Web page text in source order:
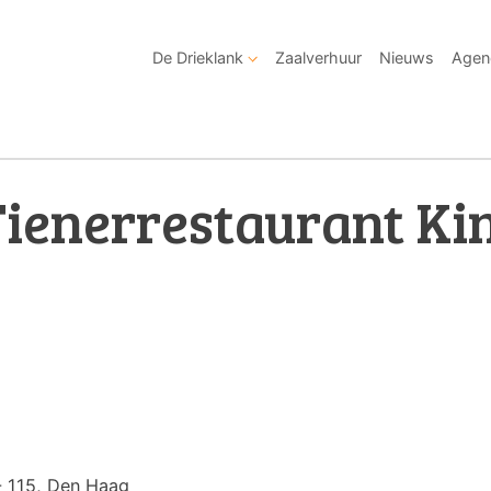
De Drieklank Zaalverhuur Nieuws
Den Haag